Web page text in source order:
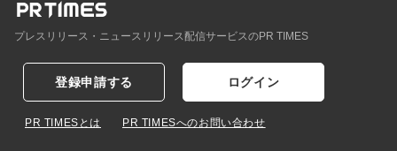
プレスリリース・ニュースリリース配信サービスのPR TIMES
登録申請する ログイン
PR TIMESとは PR TIMESへのお問い合わせ